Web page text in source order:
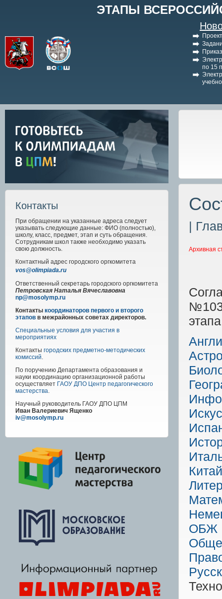
ЭТАПЫ
по 15
Контакты
При обращении на указанные адреса следует
указывать следующие данные: ФИО (полностью),
школу, класс, предмет, этап и суть обращения.
Сотрудникам школ также необходимо указать
свою должность.
Контактный адрес городского оргкомитета
vos@olimpiada.ru
Ответственный секретарь городского оргкомитета
Петровская Наталья Вячеславовна
np@mosolymp.ru
Контакты координаторов первого и второго
этапов в межрайонных советах директоров.
Специальные условия для участия в
мероприятиях
Контакты городских предметно-методических
комиссий.
По поручению Департамента образования и
науки координацию организационной работы
осуществляет ГАОУ ДПО Центр педагогического
мастерства.
Научный руководитель ГАОУ ДПО ЦПМ
Иван Валериевич Ященко
iv@mosolymp.ru
|
Архивная
ОБЖ